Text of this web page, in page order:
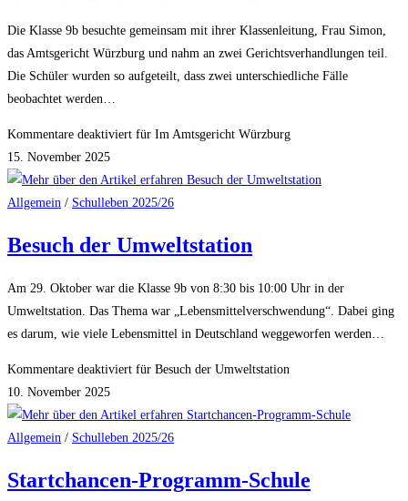
Die Klasse 9b besuchte gemeinsam mit ihrer Klassenleitung, Frau Simon,
das Amtsgericht Würzburg und nahm an zwei Gerichtsverhandlungen teil.
Die Schüler wurden so aufgeteilt, dass zwei unterschiedliche Fälle
beobachtet werden…
Kommentare deaktiviert für Im Amtsgericht Würzburg
15. November 2025
Allgemein / Schulleben 2025/26
Besuch der Umweltstation
Am 29. Oktober war die Klasse 9b von 8:30 bis 10:00 Uhr in der
Umweltstation. Das Thema war „Lebensmittelverschwendung“. Dabei ging
es darum, wie viele Lebensmittel in Deutschland weggeworfen werden…
Kommentare deaktiviert für Besuch der Umweltstation
10. November 2025
Allgemein / Schulleben 2025/26
Startchancen-Programm-Schule